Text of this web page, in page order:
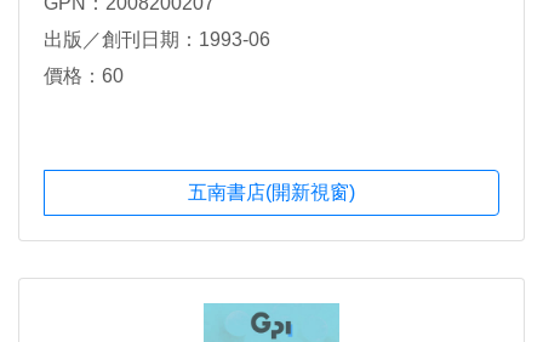
出版／創刊日期：1993-06
價格：60
五南書店(開新視窗)